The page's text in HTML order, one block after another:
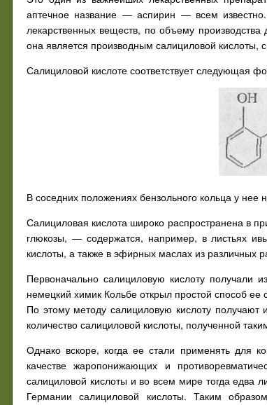
аптечное название — аспирин — всем
лекарственных веществ, по объему
она является производным салициловой кислоты,
Салициловой кислоте соответствует следующая
В соседних положениях бензольного кольца у
Салициловая кислота широко распространена в
глюкозы, — содержатся, например, в листьях
кислоты, а также в эфирных маслах из различных
Первоначально салициловую кислоту
немецкий химик Кольбе открыл простой способ
По этому методу салициловую кислоту
количество салициловой кислоты, полученной
Однако вскоре, когда ее стали применять для
качестве жаропонижающих и
салициловой кислоты и во всем мире тогда едва
Германии салициловой кислоты. Таким